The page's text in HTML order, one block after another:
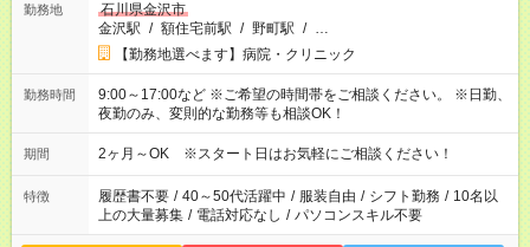
勤務地
石川県金沢市
金沢駅 / 額住宅前駅 / 野町駅 / …
【勤務地選べます】病院・クリニック
勤務時間
9:00～17:00など ※ご希望の時間帯をご相談ください。 ※日勤、
夜勤のみ、変則的な勤務等も相談OK！
期間 2ヶ月～OK ※スタート日はお気軽にご相談ください！
特徴 履歴書不要 / 40～50代活躍中 / 服装自由 / シフト勤務 / 10名以
上の大量募集 / 電話対応なし / パソコンスキル不要